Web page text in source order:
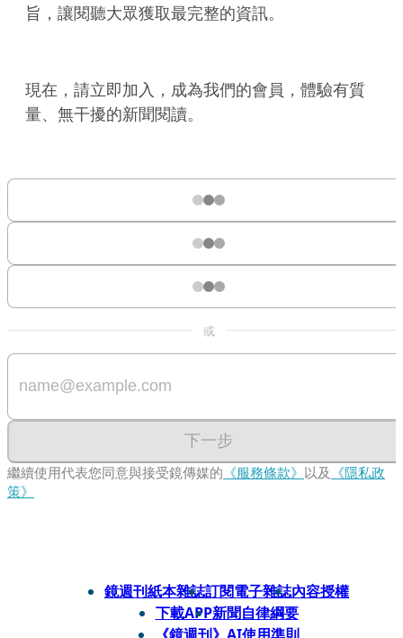
旨，讓閱聽大眾獲取最完整的資訊。
現在，請立即加入，成為我們的會員，體驗有質
量、無干擾的新聞閱讀。
或
下一步
繼續使用代表您同意與接受鏡傳媒的 《服務條款》 以及 《隱私政
策》
鏡週刊紙本雜誌訂閱電子雜誌內容授權
下載APP新聞自律綱要